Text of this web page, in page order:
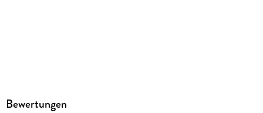
Bewertungen